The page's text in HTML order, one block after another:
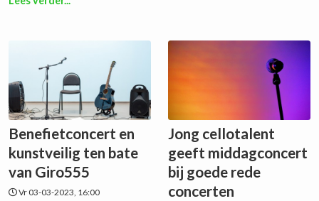
Benefietconcert en
kunstveilig ten bate
van Giro555
Vr 03-03-2023, 16:00
Jong cellotalent
geeft middagconcert
bij goede rede
concerten